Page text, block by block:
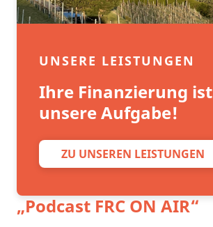
UNSERE LEISTUNGEN
Ihre Finanzierung ist
unsere Aufgabe!
ZU UNSEREN LEISTUNGEN
„Podcast FRC ON AIR“